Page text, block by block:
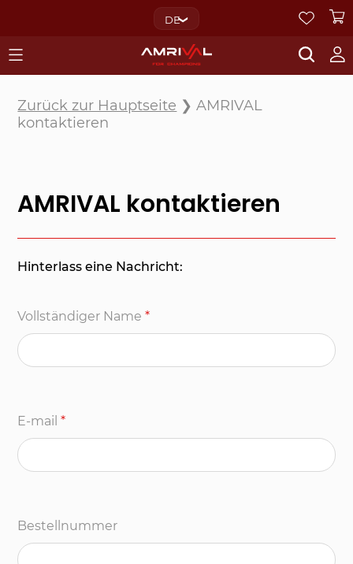
DE
Zurück zur Hauptseite ❯ AMRIVAL
kontaktieren
AMRIVAL kontaktieren
Hinterlass eine Nachricht:
Vollständiger Name*
E-mail*
Bestellnummer